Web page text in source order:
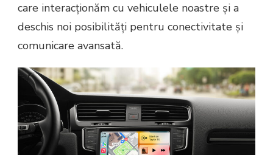
care interacționăm cu vehiculele noastre și a
deschis noi posibilități pentru conectivitate și
comunicare avansată.